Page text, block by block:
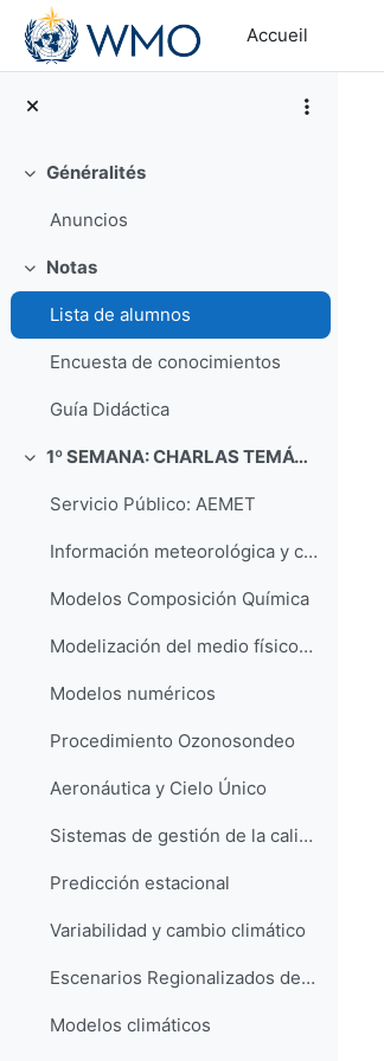
Passer au contenu principal
Accueil
Replier
Généralités
Anuncios
Replier
Notas
Lista de alumnos
Encuesta de conocimientos
Guía Didáctica
Replier 1º SEMANA: CHARLAS TEMÁTICAS (Del 4 al 8 de septiembre)
Servicio Público: AEMET
Información meteorológica y climatológica
Modelos Composición Química
Modelización del medio físico-marino
Modelos numéricos
Procedimiento Ozonosondeo
Aeronáutica y Cielo Único
Sistemas de gestión de la calidad ISO 9001
Predicción estacional
Variabilidad y cambio climático
Escenarios Regionalizados de Cambio Climático
Modelos climáticos